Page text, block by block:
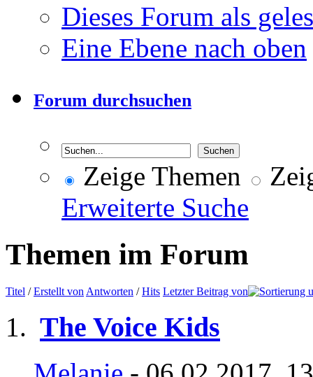
Dieses Forum als
Eine Ebene nach oben
Forum durchsuchen
Zeige Themen
Erweiterte Suche
Themen im Forum
Titel /Erstellt von Antworten /Hits Letzter Beitrag von
The Voice Kids